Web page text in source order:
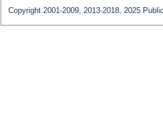
Copyright 2001-2009, 2013-2018, 2025